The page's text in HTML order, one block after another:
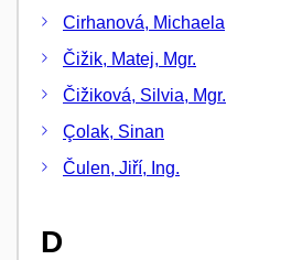
Cirhanová, Michaela
Čižik, Matej, Mgr.
Čižiková, Silvia, Mgr.
Çolak, Sinan
Čulen, Jiří, Ing.
D